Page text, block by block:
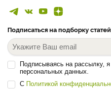
Подписаться на подборку статей
Подписываясь на рассылку,
персональных данных.
С Политикой